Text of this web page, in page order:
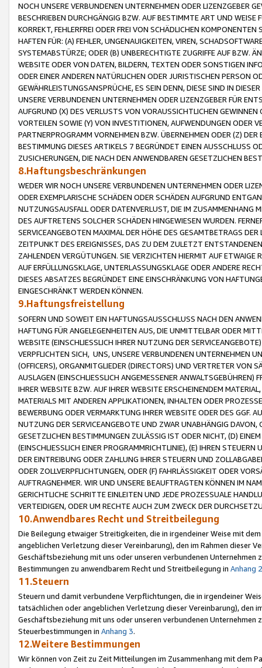
NOCH UNSERE VERBUNDENEN UNTERNEHMEN ODER LIZENZGEBER
BESCHRIEBEN DURCHGÄNGIG BZW. AUF BESTIMMTE ART UND
KORREKT, FEHLERFREI ODER FREI VON SCHÄDLICHEN
HAFTEN FÜR: (A) FEHLER, UNGENAUIGKEITEN, VIREN,
SYSTEMABSTÜRZE; ODER (B) UNBERECHTIGTE ZUGRIFFE AUF BZW.
WEBSITE ODER VON DATEN, BILDERN, TEXTEN ODER SONSTIGEN
ODER EINER ANDEREN NATÜRLICHEN ODER JURISTISCHEN PERSON
GEWÄHRLEISTUNGSANSPRÜCHE, ES SEIN DENN, DIESE SIND IN
UNSERE VERBUNDENEN UNTERNEHMEN ODER LIZENZGEBER FÜR
AUFGRUND (X) DES VERLUSTS VON VORAUSSICHTLICHEN
VORTEILEN SOWIE (Y) VON INVESTITIONEN, AUFWENDUNGEN ODER
PARTNERPROGRAMM VORNEHMEN BZW. ÜBERNEHMEN ODER (Z)
BESTIMMUNG DIESES ARTIKELS 7 BEGRÜNDET EINEN AUSSCHLUSS
ZUSICHERUNGEN, DIE NACH DEN ANWENDBAREN GESETZLICHEN
8.Haftungsbeschränkungen
WEDER WIR NOCH UNSERE VERBUNDENEN UNTERNEHMEN ODER
ODER EXEMPLARISCHE SCHÄDEN ODER SCHÄDEN AUFGRUND
NUTZUNGSAUSFALL ODER DATENVERLUST, DIE IM ZUSAMMENHANG
DES AUFTRETENS SOLCHER SCHÄDEN HINGEWIESEN WURDEN.
SERVICEANGEBOTEN MAXIMAL DER HÖHE DES GESAMTBETRAGS
ZEITPUNKT DES EREIGNISSES, DAS ZU DEM ZULETZT
ZAHLENDEN VERGÜTUNGEN. SIE VERZICHTEN HIERMIT AUF
AUF ERFÜLLUNGSKLAGE, UNTERLASSUNGSKLAGE ODER ANDERE
DIESES ABSATZES BEGRÜNDET EINE EINSCHRÄNKUNG VON
EINGESCHRÄNKT WERDEN KÖNNEN.
9.Haftungsfreistellung
SOFERN UND SOWEIT EIN HAFTUNGSAUSSCHLUSS NACH DEN
HAFTUNG FÜR ANGELEGENHEITEN AUS, DIE UNMITTELBAR ODER
WEBSITE (EINSCHLIESSLICH IHRER NUTZUNG DER
VERPFLICHTEN SICH, UNS, UNSERE VERBUNDENEN UNTERNEHMEN
(OFFICERS), ORGANMITGLIEDER (DIRECTORS) UND VERTRETER VON
AUSLAGEN (EINSCHLIESSLICH ANGEMESSENER
IHRER WEBSITE BZW. AUF IHRER WEBSITE ERSCHEINENDEM
MATERIALS MIT ANDEREN APPLIKATIONEN, INHALTEN ODER
BEWERBUNG ODER VERMARKTUNG IHRER WEBSITE ODER DES GGF.
NUTZUNG DER SERVICEANGEBOTE UND ZWAR UNABHÄNGIG
GESETZLICHEN BESTIMMUNGEN ZULÄSSIG IST ODER NICHT, (D)
(EINSCHLIESSLICH EINER PROGRAMMRICHTLINIE), (E) IHREN
DER EINTREIBUNG ODER ZAHLUNG IHRER STEUERN UND
ODER ZOLLVERPFLICHTUNGEN, ODER (F) FAHRLÄSSIGKEIT ODER
AUFTRAGNEHMER. WIR UND UNSERE BEAUFTRAGTEN KÖNNEN IM
GERICHTLICHE SCHRITTE EINLEITEN UND JEDE PROZESSUALE
VERTEIDIGEN, ODER UM RECHTE AUCH ZUM ZWECK DER
10.Anwendbares Recht und Streitbeilegung
Die Beilegung etwaiger Streitigkeiten, die in irgendeiner Weise mit
angeblichen Verletzung dieser Vereinbarung), den im Rahmen dieser
Geschäftsbeziehung mit uns oder unseren verbundenen
Bestimmungen zu anwendbarem Recht und Streitbeilegung in Anhang 2
11.Steuern
Steuern und damit verbundene Verpflichtungen, die in irgendeiner
tatsächlichen oder angeblichen Verletzung dieser Vereinbarung), den
Geschäftsbeziehung mit uns oder unseren verbundenen
Steuerbestimmungen in Anhang 3.
12.Weitere Bestimmungen
Wir können von Zeit zu Zeit Mitteilungen im Zusammenhang mit dem